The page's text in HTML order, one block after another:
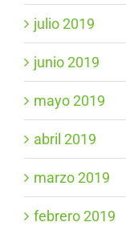
julio 2019
junio 2019
mayo 2019
abril 2019
marzo 2019
febrero 2019